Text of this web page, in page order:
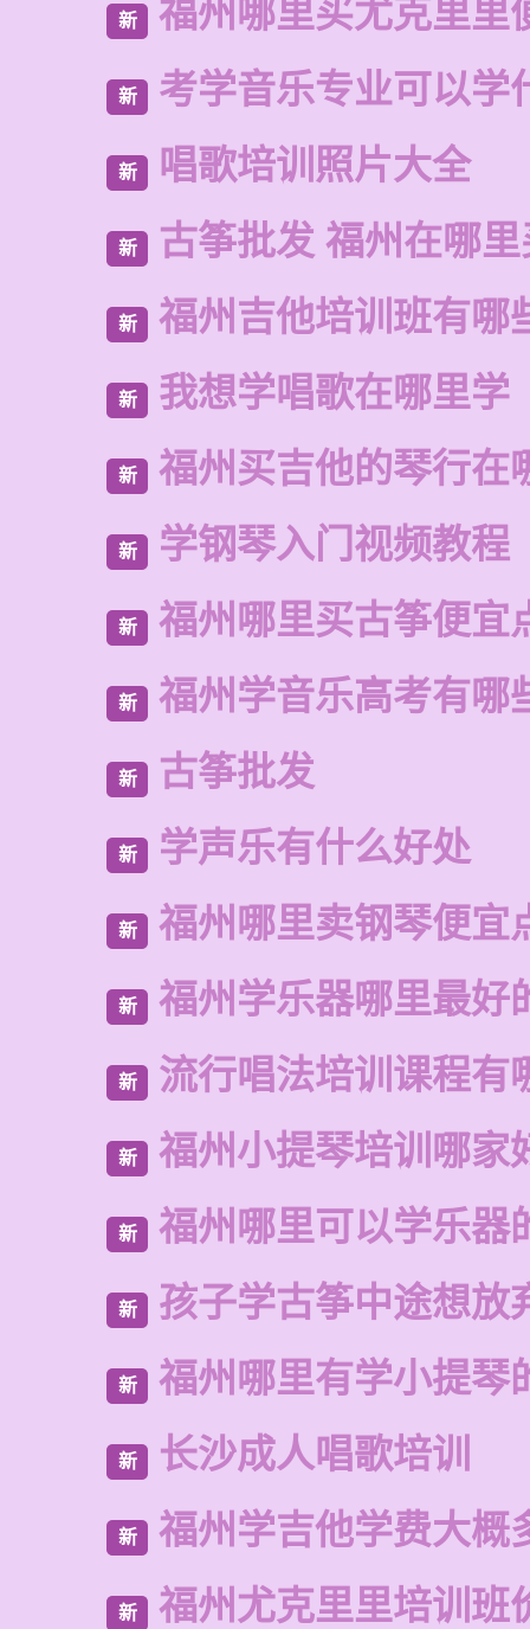
新 福州哪里买尤克里里
新 考学音乐专业可以学
新 唱歌培训照片大全
新 古筝批发 福州在哪
新 福州吉他培训班有哪
新 我想学唱歌在哪里学
新 福州买吉他的琴行在
新 学钢琴入门视频教程
新 福州哪里买古筝便宜
新 福州学音乐高考有哪
新 古筝批发
新 学声乐有什么好处
新 福州哪里卖钢琴便宜
新 福州学乐器哪里最好
新 流行唱法培训课程有
新 福州小提琴培训哪家
新 福州哪里可以学乐器
新 孩子学古筝中途想放
新 福州哪里有学小提琴
新 长沙成人唱歌培训
新 福州学吉他学费大概
新 福州尤克里里培训班